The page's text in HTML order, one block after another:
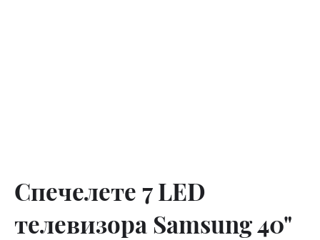
Спечелете 7 LED
телевизора Samsung 40"